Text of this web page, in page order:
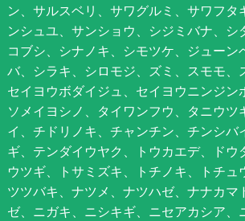
ン、サルスベリ、サワグルミ、サワフタ
ンシュユ、サンショウ、シジミバナ、シ
コブシ、シナノキ、シモツケ、ジューン
バ、シラキ、シロモジ、ズミ、スモモ、
セイヨウボダイジュ、セイヨウニンジン
ソメイヨシノ、タイワンフウ、タニウツ
イ、チドリノキ、チャンチン、チンシバ
ギ、テンダイウヤク、トウカエデ、ドウ
ウツギ、トサミズキ、トチノキ、トチュ
ツツバキ、ナツメ、ナツハゼ、ナナカマ
ゼ、ニガキ、ニシキギ、ニセアカシア、